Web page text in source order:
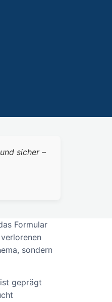
sicher –
Formular
sondern
geprägt